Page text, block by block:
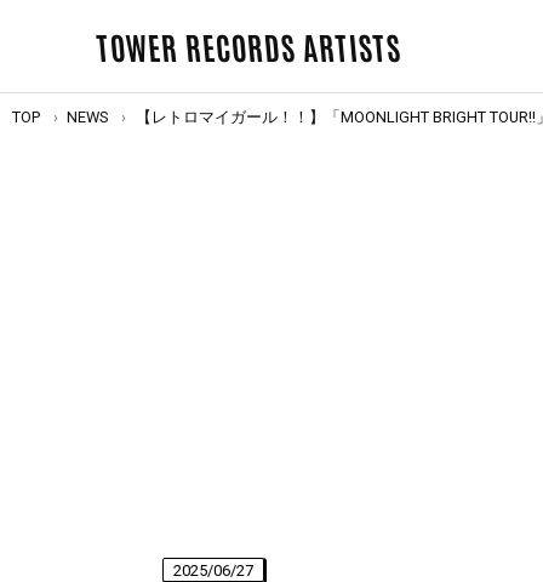
TOWER RECORDS ARTISTS
TOP NEWS 【レトロマイガール！！】「MOONLIGHT BRIGHT
2025/06/27